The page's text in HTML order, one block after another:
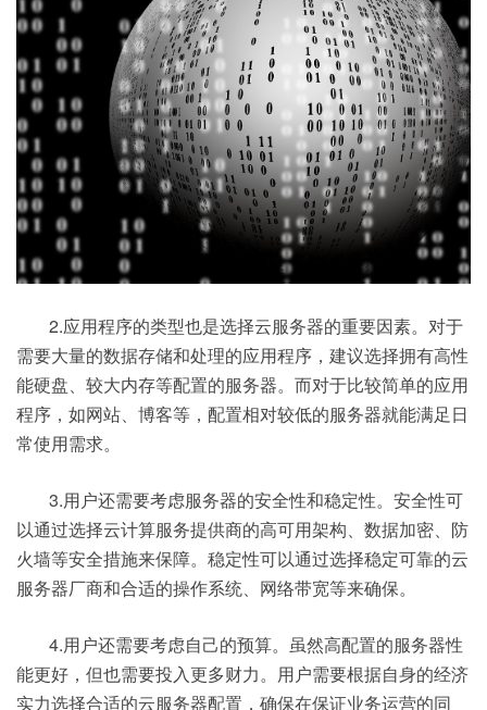
2.应用程序的类型也是选择云服务器的重要因素。对于
需要大量的数据存储和处理的应用程序，建议选择拥有高性
能硬盘、较大内存等配置的服务器。而对于比较简单的应用
程序，如网站、博客等，配置相对较低的服务器就能满足日
常使用需求。
3.用户还需要考虑服务器的安全性和稳定性。安全性可
以通过选择云计算服务提供商的高可用架构、数据加密、防
火墙等安全措施来保障。稳定性可以通过选择稳定可靠的云
服务器厂商和合适的操作系统、网络带宽等来确保。
4.用户还需要考虑自己的预算。虽然高配置的服务器性
能更好，但也需要投入更多财力。用户需要根据自身的经济
实力选择合适的云服务器配置，确保在保证业务运营的同